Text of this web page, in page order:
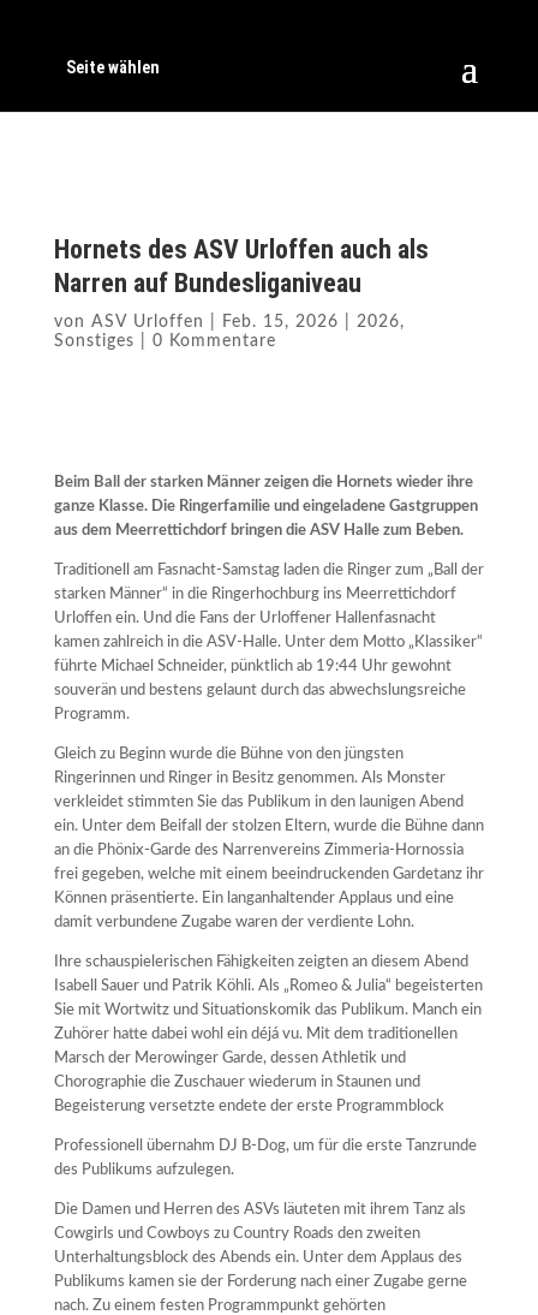
Seite wählen
Hornets des ASV Urloffen auch als
Narren auf Bundesliganiveau
von ASV Urloffen Feb. 15, 2026 2026,
Sonstiges
0 Kommentare
Beim Ball der starken Männer zeigen die Hornets wieder ihre
ganze Klasse. Die Ringerfamilie und eingeladene Gastgruppen
aus dem Meerrettichdorf bringen die ASV Halle zum Beben.
Traditionell am Fasnacht-Samstag laden die Ringer zum „Ball der
starken Männer“ in die Ringerhochburg ins Meerrettichdorf
Urloffen ein. Und die Fans der Urloffener Hallenfasnacht
kamen zahlreich in die ASV-Halle. Unter dem Motto „Klassiker“
führte Michael Schneider, pünktlich ab 19:44 Uhr gewohnt
souverän und bestens gelaunt durch das abwechslungsreiche
Programm.
Gleich zu Beginn wurde die Bühne von den jüngsten
Ringerinnen und Ringer in Besitz genommen. Als Monster
verkleidet stimmten Sie das Publikum in den launigen Abend
ein. Unter dem Beifall der stolzen Eltern, wurde die Bühne dann
an die Phönix-Garde des Narrenvereins Zimmeria-Hornossia
frei gegeben, welche mit einem beeindruckenden Gardetanz ihr
Können präsentierte. Ein langanhaltender Applaus und eine
damit verbundene Zugabe waren der verdiente Lohn.
Ihre schauspielerischen Fähigkeiten zeigten an diesem Abend
Isabell Sauer und Patrik Köhli. Als „Romeo & Julia“ begeisterten
Sie mit Wortwitz und Situationskomik das Publikum. Manch ein
Zuhörer hatte dabei wohl ein déjá vu. Mit dem traditionellen
Marsch der Merowinger Garde, dessen Athletik und
Chorographie die Zuschauer wiederum in Staunen und
Begeisterung versetzte endete der erste Programmblock
Professionell übernahm DJ B-Dog, um für die erste Tanzrunde
des Publikums aufzulegen.
Die Damen und Herren des ASVs läuteten mit ihrem Tanz als
Cowgirls und Cowboys zu Country Roads den zweiten
Unterhaltungsblock des Abends ein. Unter dem Applaus des
Publikums kamen sie der Forderung nach einer Zugabe gerne
nach. Zu einem festen Programmpunkt gehörten